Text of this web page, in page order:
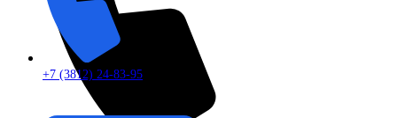
+7 (3812) 24-83-95